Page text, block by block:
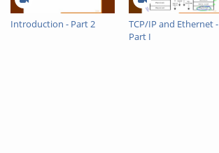
Introduction - Part 2
TCP/IP and Ethernet -
Part I